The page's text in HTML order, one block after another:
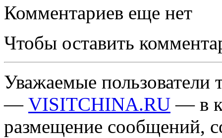
Комментариев еще нет
Чтобы оставить
Уважаемые пользователи
— VISITCHINA.RU — в
размещение сообщений,